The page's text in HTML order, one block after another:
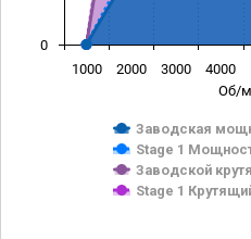
Об/
Заводская
Stage 1
Заводской
Stage 1
1000 2000 3000 4000
0